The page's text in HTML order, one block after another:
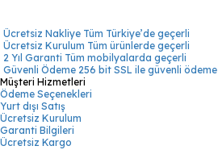
Ücretsiz Nakliye Tüm Türkiye’de geçerli
Ücretsiz Kurulum Tüm ürünlerde geçerli
2 Yıl Garanti Tüm mobilyalarda geçerli
Güvenli Ödeme 256 bit SSL ile güvenli ödeme
Müşteri Hizmetleri
Ödeme Seçenekleri
Yurt dışı Satış
Ücretsiz Kurulum
Garanti Bilgileri
Ücretsiz Kargo